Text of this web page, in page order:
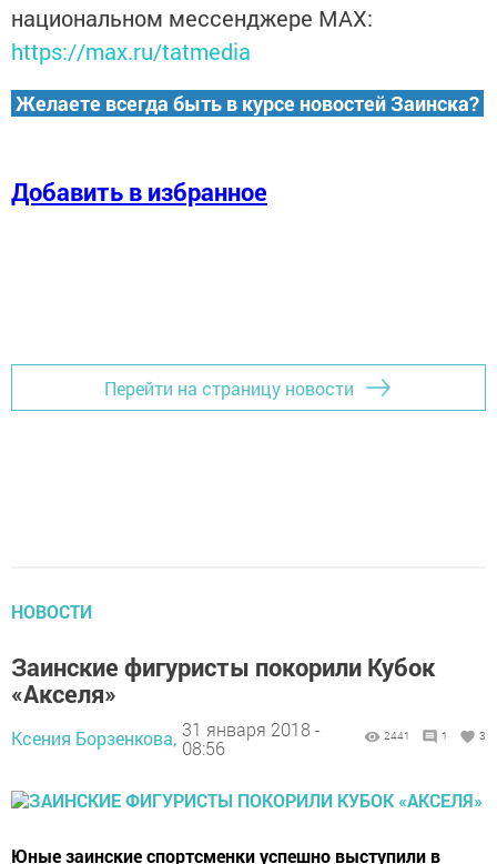
национальном мессенджере MАХ:
https://max.ru/tatmedia
Желаете всегда быть в курсе новостей Заинска?
Добавить в избранное
Перейти на страницу новости
НОВОСТИ
Заинские фигуристы покорили Кубок
«Акселя»
Ксения Борзенкова, 31 января 2018 -
08:56
2441 1 3
Юные заинские спортсменки успешно выступили в